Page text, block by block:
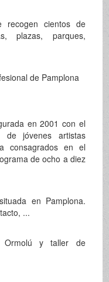
cientos de
plazas, parques,
de Pamplona
en 2001 con el
jóvenes artistas
consagrados en el
de ocho a diez
en Pamplona.
...
Ormolú y taller de